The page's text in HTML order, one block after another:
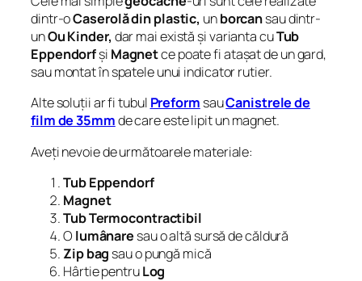
dintr-oCaserolă din plastic, unborcansau dintr-
unOu Kinder, dar mai există și varianta cuTub
Eppendorfși Magnetce poate fi atașat de un gard,
sau montat în spatele unui indicator rutier.
Alte soluții ar fi tubul Preform sauCanistrele de
film de 35mmde care este lipit un magnet.
Aveți nevoie de următoarele materiale:
Tub Eppendorf
Magnet
Tub Termocontractibil
O lumânare sau o altă sursă de căldură
Zip bag sau o pungă mică
Hârtie pentruLog